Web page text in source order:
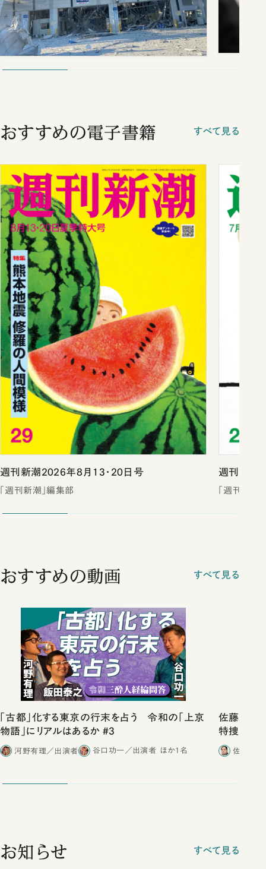
おすすめの電子書籍 すべて見る
週刊新潮2026年8月13・20日号
「週刊新潮」編集部
週刊新潮
「週刊新潮
おすすめの動画 すべて見る
「古都」化する東京の行末を占う 令和の「上京
物語」にリアルはあるか #3
河野有理／出演者 谷口功一／出演者 ほか1名
佐藤優vs
特捜取調
合ったこと
佐藤優
お知らせ すべて見る